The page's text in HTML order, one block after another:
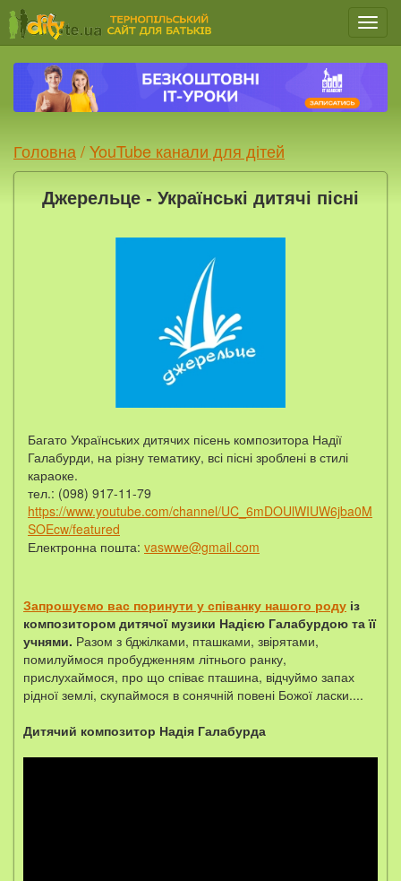
Меню
Головна /YouTube канали для дітей
Джерельце - Українські дитячі пісні
Багато Українських дитячих пісень композитора Надії
Галабурди, на різну тематику, всі пісні зроблені в стилі
караоке.
тел.: (098) 917-11-79
https://www.youtube.com/channel/UC_6mDOUlWIUW6jba0M
SOEcw/featured
Електронна пошта: vaswwe@gmail.com
Запрошуємо вас поринути у співанку нашого роду із
композитором дитячої музики Надією Галабурдою та її
учнями. Разом з бджілками, пташками, звірятами,
помилуймося пробудженням літнього ранку,
прислухаймося, про що співає пташина, відчуймо запах
рідної землі, скупаймося в сонячній повені Божої ласки....
Дитячий композитор Надія Галабурда